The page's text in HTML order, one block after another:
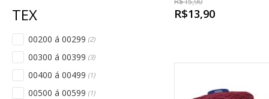
00200 á 00299 (2)
00300 á 00399 (3)
00400 á 00499 (1)
00500 á 00599 (1)
R$13,90